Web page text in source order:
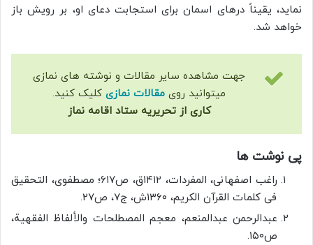
نماید، یقیناً درهای اسمان برای استجابت دعای او، بر رویش باز
خواهد شد.
جهت مشاهده سایر مقالات و نوشته های نمازی
میتوانید روی مقالات نمازی کلیک کنید.
کاری از تحریریه ستاد اقامه نماز
پی نوشت ها
راغب اصفهانی، المفردات، ۱۴۱۲ق، ص۶۱۷؛ مصطفوی، التحقیق
فی کلمات القرآن الکریم، ۱۳۶۰ش، ج۷، ص۲۷.
عبدالرحمن عبدالمنعم، معجم المصطلحات والألفاظ الفقهیة،
ص۱۵۰.